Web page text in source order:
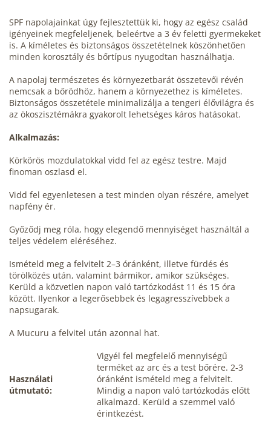
SPF napolajainkat úgy fejlesztettük ki, hogy az egész család
igényeinek megfeleljenek, beleértve a 3 év feletti gyermekeket
is. A kíméletes és biztonságos összetételnek köszönhetően
minden korosztály és bőrtípus nyugodtan használhatja.
A napolaj természetes és környezetbarát összetevői révén
nemcsak a bőrödhöz, hanem a környezethez is kíméletes.
Biztonságos összetétele minimalizálja a tengeri élővilágra és
az ökoszisztémákra gyakorolt lehetséges káros hatásokat.
Alkalmazás:
Körkörös mozdulatokkal vidd fel az egész testre. Majd
finoman oszlasd el.
Vidd fel egyenletesen a test minden olyan részére, amelyet
napfény ér.
Győződj meg róla, hogy elegendő mennyiséget használtál a
teljes védelem eléréséhez.
Ismételd meg a felvitelt 2–3 óránként, illetve fürdés és
törölközés után, valamint bármikor, amikor szükséges.
Kerüld a közvetlen napon való tartózkodást 11 és 15 óra
között. Ilyenkor a legerősebbek és legagresszívebbek a
napsugarak.
A Mucuru a felvitel után azonnal hat.
Használati
útmutató:
Vigyél fel megfelelő mennyiségű
terméket az arc és a test bőrére. 2-3
óránként ismételd meg a felvitelt.
Mindig a napon való tartózkodás előtt
alkalmazd. Kerüld a szemmel való
érintkezést.